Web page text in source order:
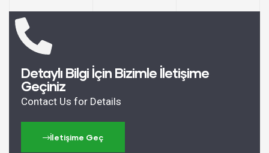
Detaylı Bilgi İçin Bizimle İletişime
Geçiniz
Contact Us for Details
İletişime Geç